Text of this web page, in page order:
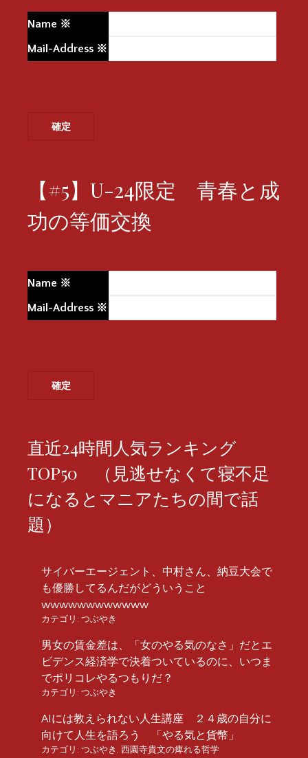
Name ※
Mail-Address ※
【#5】U-24限定 青春と成
功の等価交換
Name ※
Mail-Address ※
直近24時間人気ランキング
TOP50 （見逃せなくて寝不足
になるとマニアたちの間で話
題）
サイバーエージェント、中村さん、納豆大会で
も優勝してるんだがどういうこと
wwwwwwwwwwww
カテゴリ: つぶやき
男女の賃金差は、「女のやる気のなさ」だとエ
ビデンス経済学で決着ついているのに、いつま
でポリコレやるつもりだ？
カテゴリ: つぶやき
AIには教えられない人生講座 ２４歳の自分に
向けて人生を語ろう 「やる気と貨幣」
カテゴリ: つぶやき 西園寺貴文の痺れる哲学